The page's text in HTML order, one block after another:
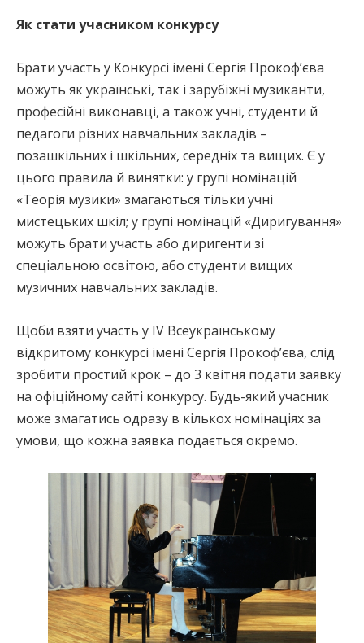
Як стати учасником конкурсу
Брати участь у Конкурсі імені Сергія Прокоф’єва
можуть як українські, так і зарубіжні музиканти,
професійні виконавці, а також учні, студенти й
педагоги різних навчальних закладів –
позашкільних і шкільних, середніх та вищих. Є у
цього правила й винятки: у групі номінацій
«Теорія музики» змагаються тільки учні
мистецьких шкіл; у групі номінацій «Диригування»
можуть брати участь або диригенти зі
спеціальною освітою, або студенти вищих
музичних навчальних закладів.
Щоби взяти участь у IV Всеукраїнському
відкритому конкурсі імені Сергія Прокоф’єва, слід
зробити простий крок – до 3 квітня подати заявку
на офіційному сайті конкурсу. Будь-який учасник
може змагатись одразу в кількох номінаціях за
умови, що кожна заявка подається окремо.